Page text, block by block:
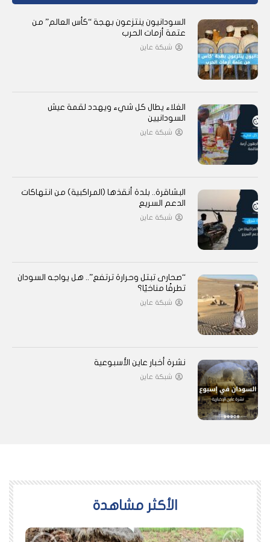
السودانيون ينتزعون بهجة “كأس العالم” من
عتمة أزمات الحرب
شبكة عاين
الغلاء يطال كل شيء ويهدد لقمة عيش
السودانيين
شبكة عاين
البشاقرة.. بلدة أنقذها (المراكبية) من انتهاكات
الدعم السريع
شبكة عاين
“صحارى تبتل وحرارة ترتفع”.. هل يواجه السودان
تطرفًا مناخيًا؟
شبكة عاين
نشرة أخبار عاين الأسبوعية
شبكة عاين
اﻷكثر مشاهدة